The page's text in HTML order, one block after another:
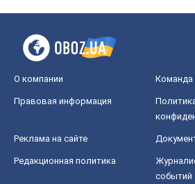
О компании Команда
Правовая информация
Реклама на сайте
Редакционная политика
событий